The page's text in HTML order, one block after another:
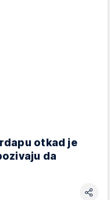
otkad je
da